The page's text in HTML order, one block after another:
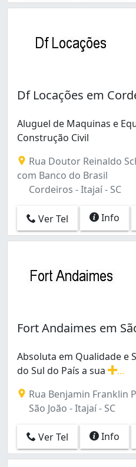
Df Locações em
Aluguel de Maquinas e
Construção Civil
Rua Doutor Reinaldo
com Banco do Brasil
Cordeiros - Itajaí - SC
Ver Tel Info
Fort Andaimes em
Absoluta em Qualidade e
do Sul do País a sua
Rua Benjamin Franklin
São João - Itajaí - SC
Ver Tel Info